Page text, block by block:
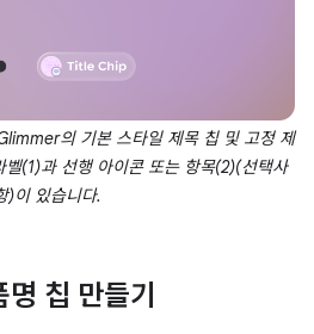
의 기본 스타일 제목 칩 및 고정 제
(1)과 선행 아이콘 또는 항목(2)(선택사
)이 있습니다.
칩 만들기